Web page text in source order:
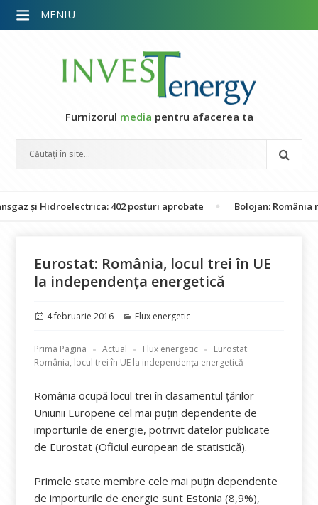
Furnizorul media pentru afacerea ta
Hidroelectrica: 402 posturi aprobate Bolojan: România nu
Eurostat: România, locul trei în UE
la independența energetică
Publicat
4 februarie 2016 Categorii
Flux energetic
Prima Pagina Actual Flux energetic
Eurostat:
România, locul trei în UE la independența energetică
România ocupă locul trei în clasamentul țărilor
Uniunii Europene cel mai puțin dependente de
importurile de energie, potrivit datelor publicate
de Eurostat (Oficiul european de statistică).
Primele state membre cele mai puțin dependente
de importurile de energie sunt Estonia (8,9%),
MENIU